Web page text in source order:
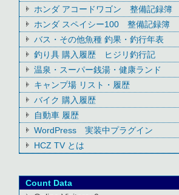
ホンダ アコードワゴン 整備記録簿
ホンダ スペイシー100 整備記録簿
バス・その他魚種 釣果・釣行年表
釣り具 購入履歴 ヒジリ釣行記
温泉・スーパー銭湯・健康ランド
キャンプ場 リスト・履歴
バイク 購入履歴
自動車 履歴
WordPress 実装中プラグイン
HCZ TV とは
Count Data